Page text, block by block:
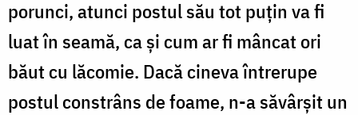
porunci, atunci postul său tot puțin va fi
luat în seamă, ca și cum ar fi mâncat ori
băut cu lăcomie. Dacă cineva întrerupe
postul constrâns de foame, n-a săvârșit un